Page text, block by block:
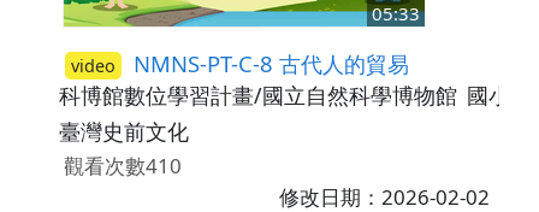
05:33
video NMNS-PT-C-8 古代人的貿易
科博館數位學習計畫/國立自然科學博物館 國小3-
臺灣史前文化
觀看次數410
修改日期：2026-02-02